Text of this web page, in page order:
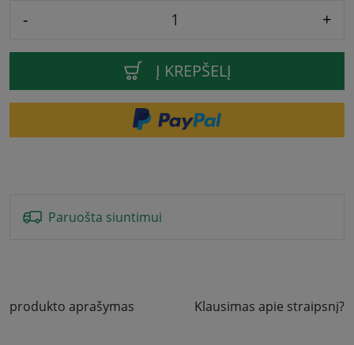
- +
Į KREPŠELĮ
Paruošta siuntimui
produkto aprašymas Klausimas apie straipsnį?